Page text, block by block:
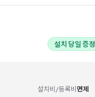
설치 당일 증정
설치비/등록비면제